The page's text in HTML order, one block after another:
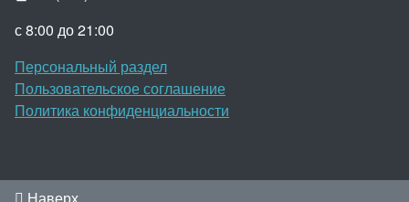
с 8:00 до 21:00
Персональный раздел
Пользовательское соглашение
Политика конфиденциальности